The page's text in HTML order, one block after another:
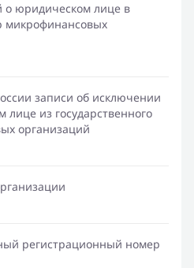
о юридическом лице в
микрофинансовых
записи об исключении
из государственного
организаций
регистрационный номер